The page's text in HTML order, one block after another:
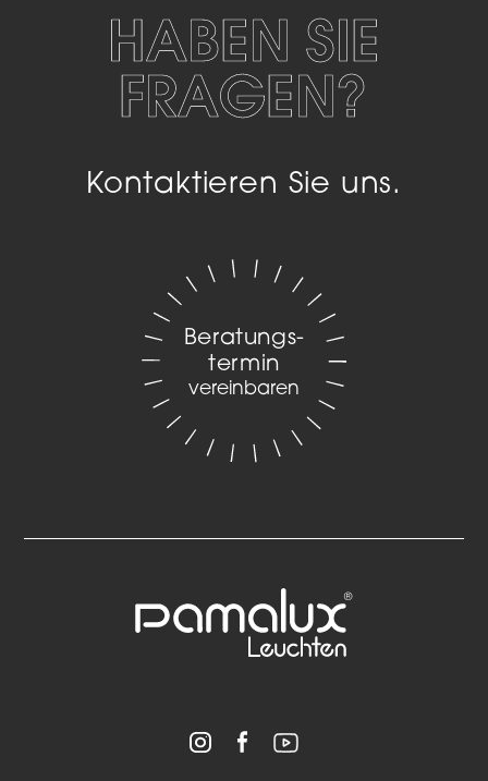
HABEN SIE
FRAGEN?
Kontaktieren Sie uns.
Beratungs­
termin
vereinbaren